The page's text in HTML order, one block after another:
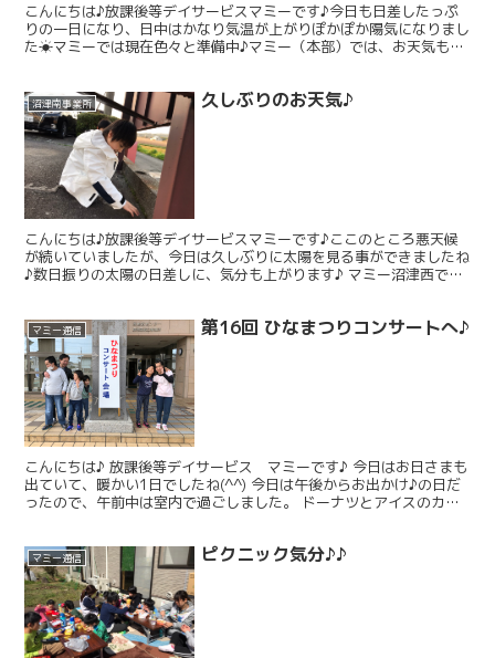
こんにちは♪放課後等デイサービスマミーです♪今日も日差したっぷ
りの一日になり、日中はかなり気温が上がりぽかぽか陽気になりまし
た☀マミーでは現在色々と準備中♪マミー（本部）では、お天気も良
沼津南事業所 久しぶりのお天気♪
こんにちは♪放課後等デイサービスマミーです♪ここのところ悪天候
が続いていましたが、今日は久しぶりに太陽を見る事ができましたね
♪数日振りの太陽の日差しに、気分も上がります♪ マミー沼津西で
マミー通信 第16回 ひなまつりコンサートへ♪
こんにちは♪ 放課後等デイサービス マミーです♪ 今日はお日さまも
出ていて、暖かい1日でしたね(^^) 今日は午後からお出かけ♪の日だ
ったので、午前中は室内で過ごしました。 ドーナツとアイスのカー
マミー通信 ピクニック気分♪♪